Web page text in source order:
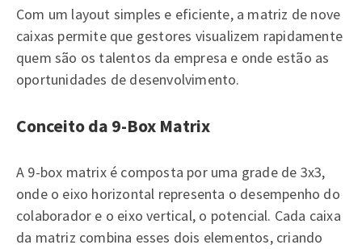
Com um layout simples e eficiente, a matriz de nove
caixas permite que gestores visualizem rapidamente
quem são os talentos da empresa e onde estão as
oportunidades de desenvolvimento.
Conceito da 9-Box Matrix
A 9-box matrix é composta por uma grade de 3x3,
onde o eixo horizontal representa o desempenho do
colaborador e o eixo vertical, o potencial. Cada caixa
da matriz combina esses dois elementos, criando